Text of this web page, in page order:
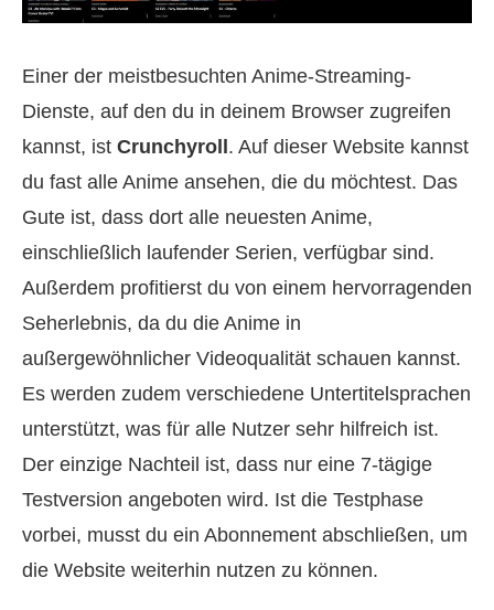
Einer der meistbesuchten Anime-Streaming-
Dienste, auf den du in deinem Browser zugreifen
kannst, ist Crunchyroll. Auf dieser Website kannst
du fast alle Anime ansehen, die du möchtest. Das
Gute ist, dass dort alle neuesten Anime,
einschließlich laufender Serien, verfügbar sind.
Außerdem profitierst du von einem hervorragenden
Seherlebnis, da du die Anime in
außergewöhnlicher Videoqualität schauen kannst.
Es werden zudem verschiedene Untertitelsprachen
unterstützt, was für alle Nutzer sehr hilfreich ist.
Der einzige Nachteil ist, dass nur eine 7-tägige
Testversion angeboten wird. Ist die Testphase
vorbei, musst du ein Abonnement abschließen, um
die Website weiterhin nutzen zu können.